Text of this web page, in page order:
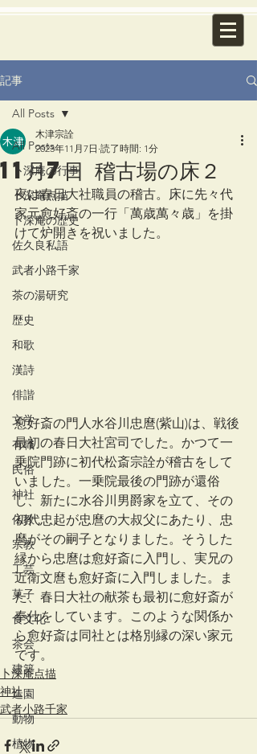
記事
All Posts
卜深庵の行事
卜深庵点描
卜深庵の歴史
佐久良私語
武者小路千家
茶の湯研究
歴史
和歌
漢詩
俳諧
文学
有職
民俗
神社
仏教
宗教
工芸
菓子
食文化
茶会
建築
造園
動物
植物
All Posts
11月7日 稽古場の床２
木津宗詮
2023年11月7日 読了時間: 1分
夜は春日大社職員の稽古。床に先々代
家元愈好斎の一行「萬歳萬々歳」を掛
けて炉開きを祝いました。
愈好斎の門人水谷川忠麿(紫山)は、戦後
最初の春日大社宮司でした。かつて一
乗院門跡に初代松斎宗詮が稽古をして
いました。一乗院最後の門跡が還俗
し、新たに水谷川男爵家を立て、その
初代忠起が忠麿の大叔父にあたり、忠
麿がその嗣子となりました。そうした
縁から忠麿は愈好斎に入門し、実兄の
近衛文麿も愈好斎に入門しました。ま
た、春日大社の献茶も最初に愈好斎が
奉仕をしています。このような関係か
ら愈好斎は同社とは格別縁の深い家元
です。
卜深庵点描
神社
武者小路千家